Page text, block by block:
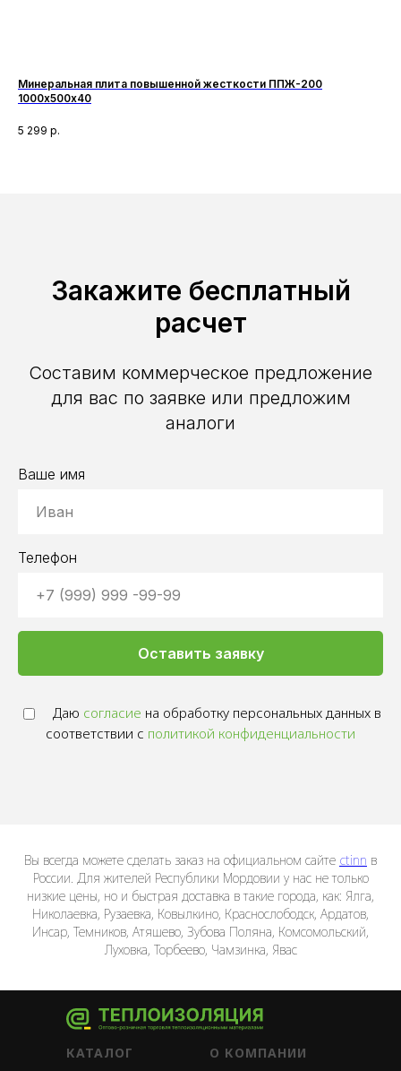
Минеральная плита повышенной жесткости ППЖ-200
1000х500х40
5 299 р.
Закажите бесплатный
расчет
Составим коммерческое предложение
для вас по заявке или предложим
аналоги
Ваше имя
Телефон
Оставить заявку
Даю согласие на обработку персональных данных в
соответствии с политикой конфиденциальности
Вы всегда можете сделать заказ на официальном сайте ctinn в
России. Для жителей Республики Мордовии у нас не только
низкие цены, но и быстрая доставка в такие города, как: Ялга,
Николаевка, Рузаевка, Ковылкино, Краснослободск, Ардатов,
Инсар, Темников, Атяшево, Зубова Поляна, Комсомольский,
Луховка, Торбеево, Чамзинка, Явас
КАТАЛОГ О КОМПАНИИ